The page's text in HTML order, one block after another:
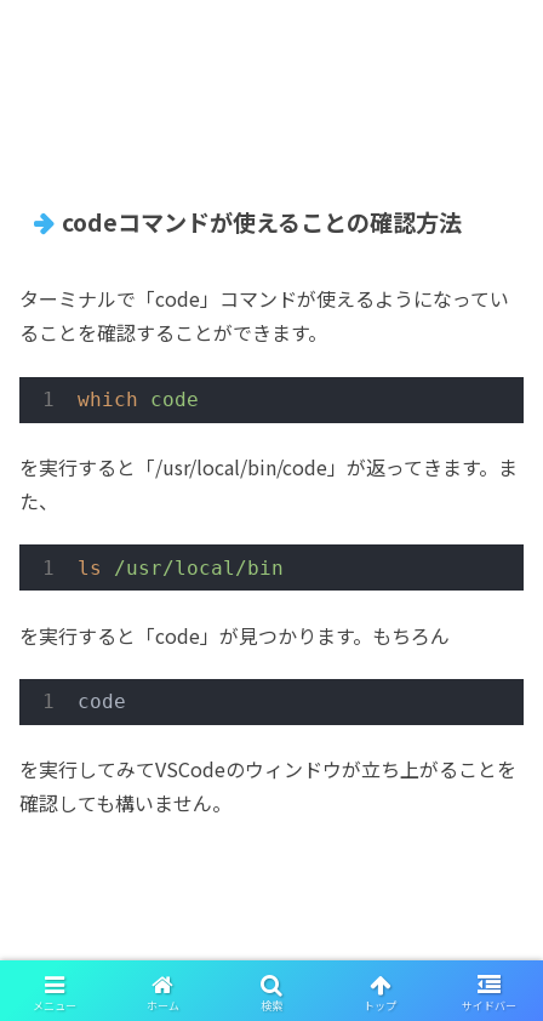
codeコマンドが使えることの確認方法
ターミナルで「code」コマンドが使えるようになってい
ることを確認することができます。
which code
を実行すると「/usr/local/bin/code」が返ってきます。ま
た、
ls /usr/local/bin
を実行すると「code」が見つかります。もちろん
code
を実行してみてVSCodeのウィンドウが立ち上がることを
確認しても構いません。
メニュー ホーム 検索 トップ サイドバー